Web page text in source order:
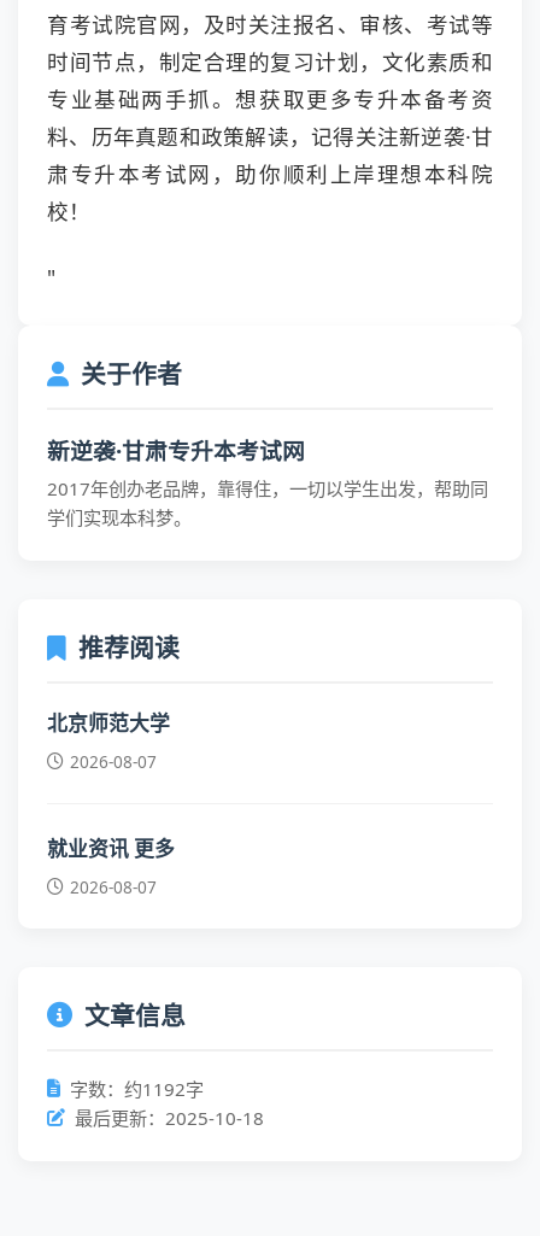
育考试院官网，及时关注报名、审核、考试等
时间节点，制定合理的复习计划，文化素质和
专业基础两手抓。想获取更多专升本备考资
料、历年真题和政策解读，记得关注新逆袭·甘
肃专升本考试网，助你顺利上岸理想本科院
校！
"
关于作者
新逆袭·甘肃专升本考试网
2017年创办老品牌，靠得住，一切以学生出发，帮助同
学们实现本科梦。
推荐阅读
北京师范大学
2026-08-07
就业资讯 更多
2026-08-07
文章信息
字数：约1192字
最后更新：2025-10-18